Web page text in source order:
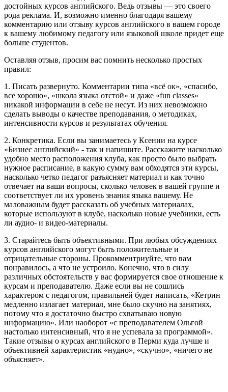
достойных курсов английского. Ведь отзывы — это своего
рода реклама. И, возможно именно благодаря вашему
комментарию или отзыву курсов английского в вашем городе
к вашему любимому педагогу или языковой школе придет еще
больше студентов.
Оставляя отзыв, просим вас помнить несколько простых
правил:
1. Писать развернуто. Комментарии типа «всё ок», «спасибо,
все хорошо», «школа языка отстой» и даже «fun classes»
никакой информации в себе не несут. Из них невозможно
сделать выводы о качестве преподавания, о методиках,
интенсивности курсов и результатах обучения.
2. Конкретика. Если вы занимаетесь у Ксении на курсе
«Бизнес английский» - так и напишите. Расскажите насколько
удобно место расположения клуба, как просто было выбрать
нужное расписание, в какую сумму вам обходятся эти курсы,
насколько четко педагог разъясняет материал и как точно
отвечает на ваши вопросы, сколько человек в вашей группе и
соответствует ли их уровень знания языка вашему. Не
маловажным будет рассказать об учебных материалах,
которые используют в клубе, насколько новые учебники, есть
ли аудио- и видео-материалы.
3. Старайтесь быть объективными. При любых обсуждениях
курсов английского могут быть положительные и
отрицательные стороны. Прокомментриуйте, что вам
понравилось, а что не устроило. Конечно, что в силу
различных обстоятельств у вас формируется свое отношение к
курсам и преподавателю. Даже если вы не сошлись
характером с педагогом, правильней будет написать, «Кетрин
медленно излагает материал, мне было скучно на занятиях,
потому что я достаточно быстро схватываю новую
информацию». Или наоборот «с преподавателем Ольгой
настолько интенсивный, что я не успевала за программой».
Такие отзывы о курсах английского в Перми куда лучше и
объективней характеристик «нудно», «скучно», «ничего не
объясняет».